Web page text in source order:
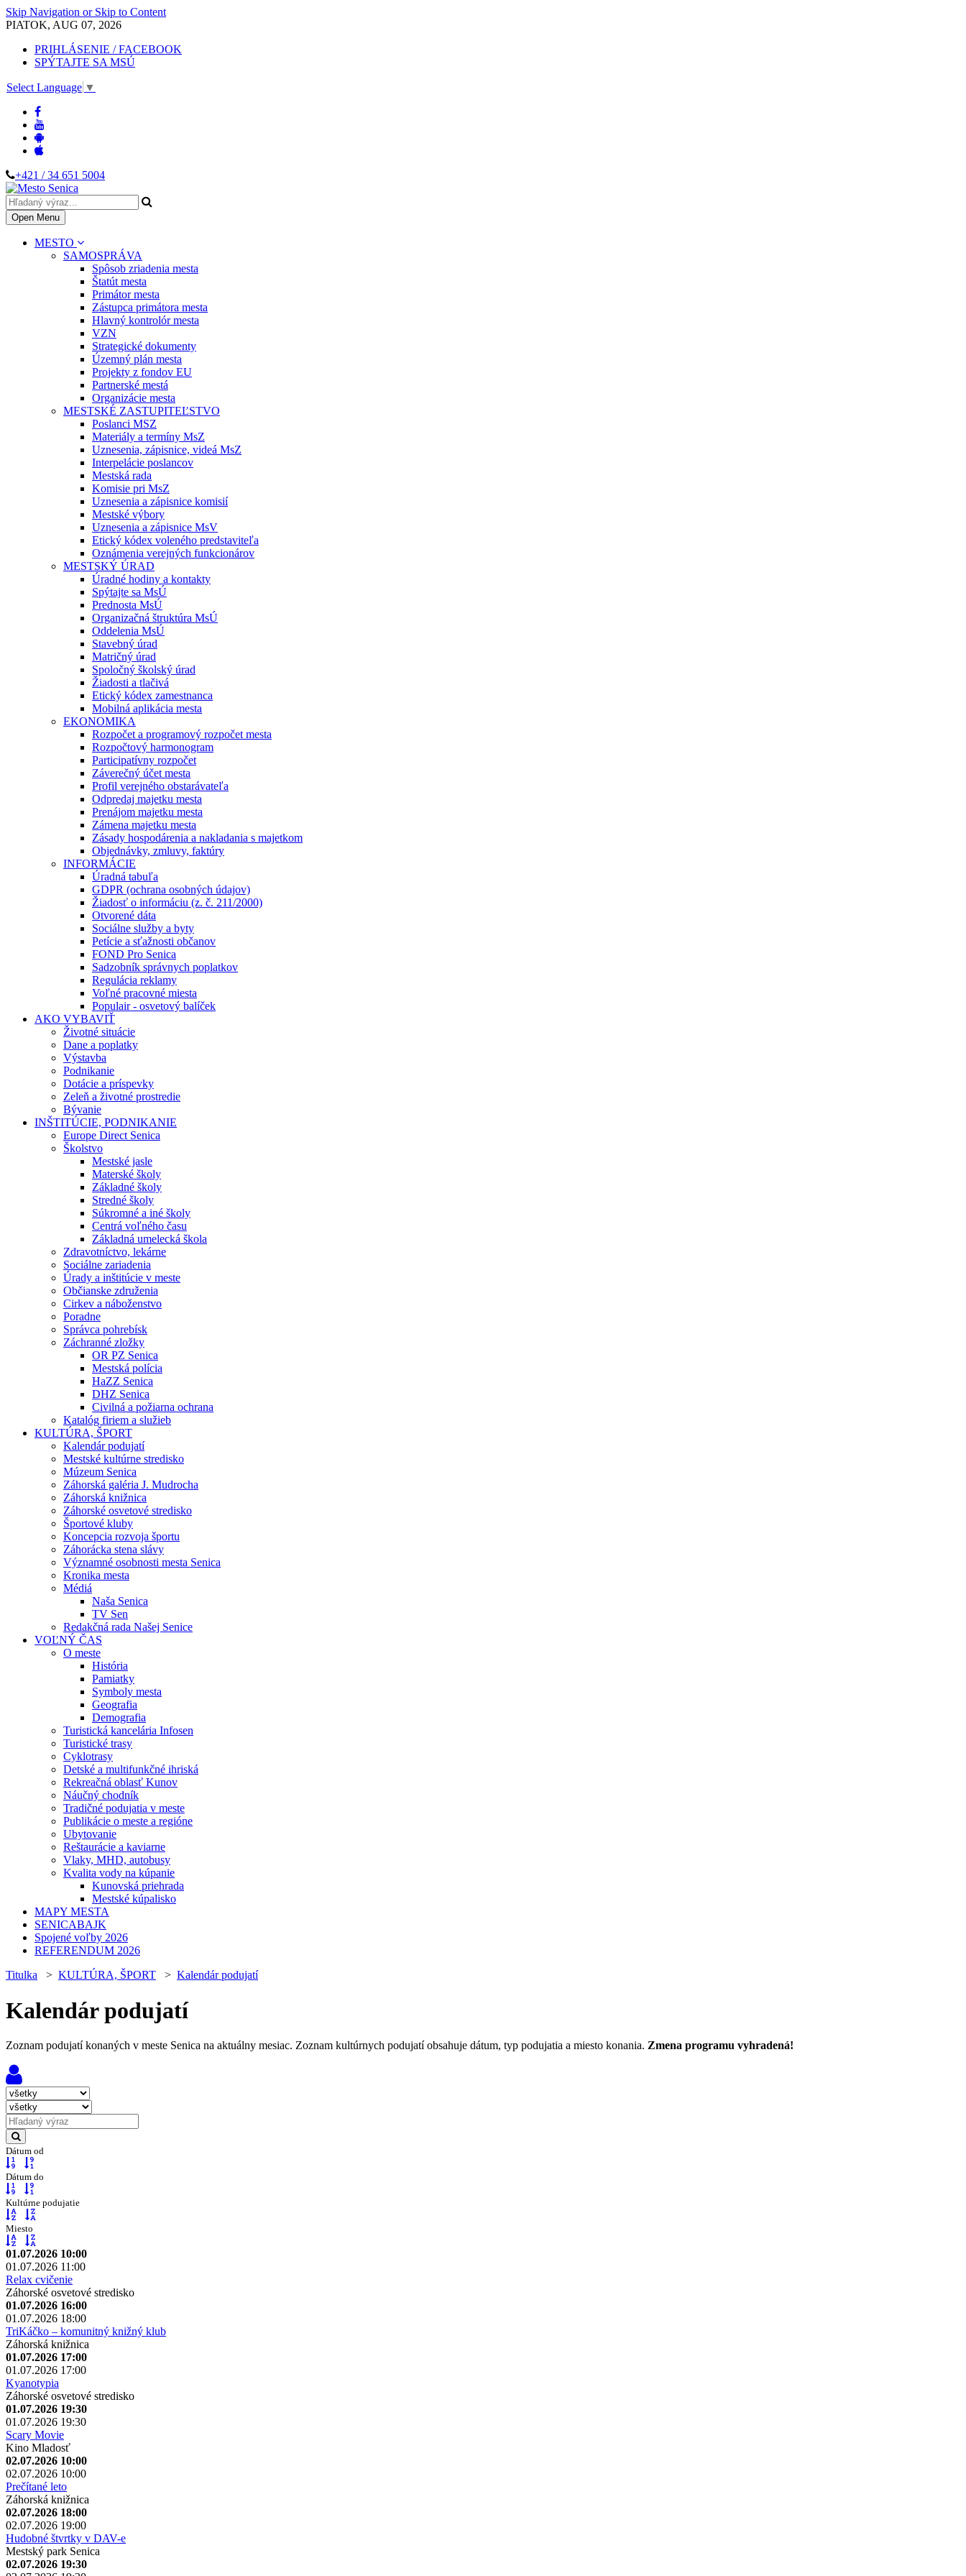
Skip Navigation or Skip to Content
PIATOK, AUG 07, 2026
PRIHLÁSENIE / FACEBOOK
SPÝTAJTE SA MSÚ
Select Language ▼
+421 / 34 651 5004
Open Menu
MESTO
SAMOSPRÁVA
Spôsob zriadenia mesta
Štatút mesta
Primátor mesta
Zástupca primátora mesta
Hlavný kontrolór mesta
VZN
Strategické dokumenty
Územný plán mesta
Projekty z fondov EU
Partnerské mestá
Organizácie mesta
MESTSKÉ ZASTUPITEĽSTVO
Poslanci MSZ
Materiály a termíny MsZ
Uznesenia, zápisnice, videá MsZ
Interpelácie poslancov
Mestská rada
Komisie pri MsZ
Uznesenia a zápisnice komisií
Mestské výbory
Uznesenia a zápisnice MsV
Etický kódex voleného predstaviteľa
Oznámenia verejných funkcionárov
MESTSKÝ ÚRAD
Úradné hodiny a kontakty
Spýtajte sa MsÚ
Prednosta MsÚ
Organizačná štruktúra MsÚ
Oddelenia MsÚ
Stavebný úrad
Matričný úrad
Spoločný školský úrad
Žiadosti a tlačivá
Etický kódex zamestnanca
Mobilná aplikácia mesta
EKONOMIKA
Rozpočet a programový rozpočet mesta
Rozpočtový harmonogram
Participatívny rozpočet
Záverečný účet mesta
Profil verejného obstarávateľa
Odpredaj majetku mesta
Prenájom majetku mesta
Zámena majetku mesta
Zásady hospodárenia a nakladania s majetkom
Objednávky, zmluvy, faktúry
INFORMÁCIE
Úradná tabuľa
GDPR (ochrana osobných údajov)
Žiadosť o informáciu (z. č. 211/2000)
Otvorené dáta
Sociálne služby a byty
Petície a sťažnosti občanov
FOND Pro Senica
Sadzobník správnych poplatkov
Regulácia reklamy
Voľné pracovné miesta
Populair - osvetový balíček
AKO VYBAVIŤ
Životné situácie
Dane a poplatky
Výstavba
Podnikanie
Dotácie a príspevky
Zeleň a životné prostredie
Bývanie
INŠTITÚCIE, PODNIKANIE
Europe Direct Senica
Školstvo
Mestské jasle
Materské školy
Základné školy
Stredné školy
Súkromné a iné školy
Centrá voľného času
Základná umelecká škola
Zdravotníctvo, lekárne
Sociálne zariadenia
Úrady a inštitúcie v meste
Občianske združenia
Cirkev a náboženstvo
Poradne
Správca pohrebísk
Záchranné zložky
OR PZ Senica
Mestská polícia
HaZZ Senica
DHZ Senica
Civilná a požiarna ochrana
Katalóg firiem a služieb
KULTÚRA, ŠPORT
Kalendár podujatí
Mestské kultúrne stredisko
Múzeum Senica
Záhorská galéria J. Mudrocha
Záhorská knižnica
Záhorské osvetové stredisko
Športové kluby
Koncepcia rozvoja športu
Záhorácka stena slávy
Významné osobnosti mesta Senica
Kronika mesta
Médiá
Naša Senica
TV Sen
Redakčná rada Našej Senice
VOĽNÝ ČAS
O meste
História
Pamiatky
Symboly mesta
Geografia
Demografia
Turistická kancelária Infosen
Turistické trasy
Cyklotrasy
Detské a multifunkčné ihriská
Rekreačná oblasť Kunov
Náučný chodník
Tradičné podujatia v meste
Publikácie o meste a regióne
Ubytovanie
Reštaurácie a kaviarne
Vlaky, MHD, autobusy
Kvalita vody na kúpanie
Kunovská priehrada
Mestské kúpalisko
MAPY MESTA
SENICABAJK
Spojené voľby 2026
REFERENDUM 2026
Titulka > KULTÚRA, ŠPORT > Kalendár podujatí
Kalendár podujatí
Zoznam podujatí konaných v meste Senica na aktuálny mesiac. Zoznam kultúrnych podujatí obsahuje dátum, typ podujatia a miesto konania. Zmena programu vyhradená!
Dátum od
Dátum do
Kultúrne podujatie
Miesto
01.07.2026 10:00
01.07.2026 11:00
Relax cvičenie
Záhorské osvetové stredisko
01.07.2026 16:00
01.07.2026 18:00
TriKáčko – komunitný knižný klub
Záhorská knižnica
01.07.2026 17:00
01.07.2026 17:00
Kyanotypia
Záhorské osvetové stredisko
01.07.2026 19:30
01.07.2026 19:30
Scary Movie
Kino Mladosť
02.07.2026 10:00
02.07.2026 10:00
Prečítané leto
Záhorská knižnica
02.07.2026 18:00
02.07.2026 19:00
Hudobné štvrtky v DAV-e
Mestský park Senica
02.07.2026 19:30